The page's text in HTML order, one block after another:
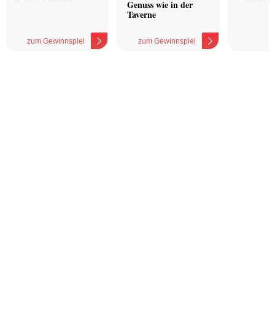
zum Gewinnspiel
Genuss wie in der
Taverne
zum Gewinnspiel